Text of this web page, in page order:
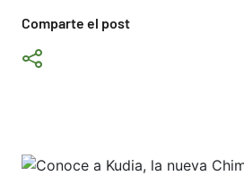
Comparte el post